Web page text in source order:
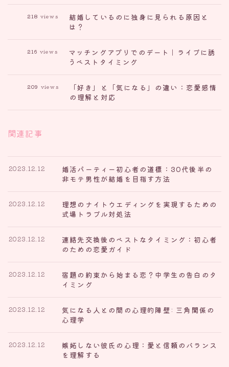
結婚しているのに独身に見られる原因と
は？
218 views
マッチングアプリでのデート｜ライブに誘
うベストタイミング
216 views
「好き」と「気になる」の違い：恋愛感情
の理解と対応
209 views
関連記事
婚活パーティー初心者の道標：30代後半の
非モテ男性が結婚を目指す方法
2023.12.12
理想のナイトウエディングを実現するための
式場トラブル対処法
2023.12.12
連絡先交換後のベストなタイミング：初心者
のための恋愛ガイド
2023.12.12
宿題の約束から始まる恋？中学生の告白のタ
イミング
2023.12.12
気になる人との間の心理的障壁: 三角関係の
心理学
2023.12.12
嫉妬しない彼氏の心理：愛と信頼のバランス
を理解する
2023.12.12